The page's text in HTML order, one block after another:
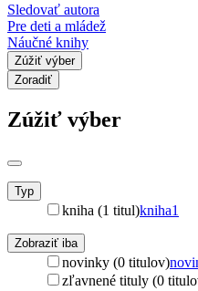
Sledovať autora
Pre deti a mládež
Náučné knihy
Zúžiť výber
Zoradiť
Zúžiť výber
Typ
kniha (1 titul)kniha1
Zobraziť iba
novinky (0 titulov)
zľavnené tituly (0